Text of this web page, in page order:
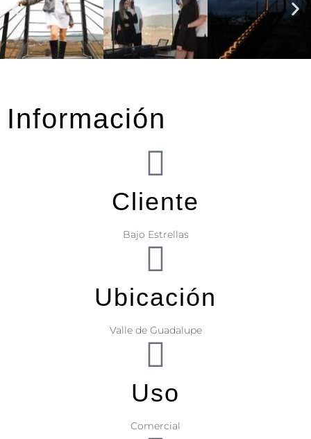
Información
Cliente
Bajo Estrellas
Ubicación
Valle de Guadalupe
Uso
Comercial